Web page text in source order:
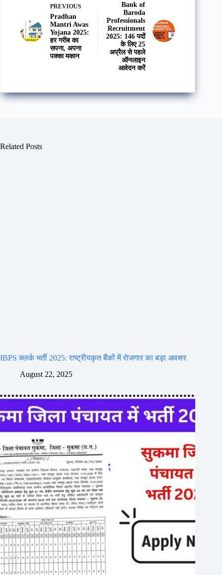
PREVIOUS
Pradhan
Mantri Awas
Yojana 2025:
हर गरीब का
सपना, अपना
पक्का मकान
Bank of
Baroda
Professionals
Recruitment
2025: 146 पदों
के लिए 25
अप्रैल से पहले
ऑनलाइन
आवेदन करें
Related Posts
IBPS क्लर्क भर्ती 2025: राष्ट्रीयकृत बैंकों में रोजगार का बड़ा अवसर
August 22, 2025